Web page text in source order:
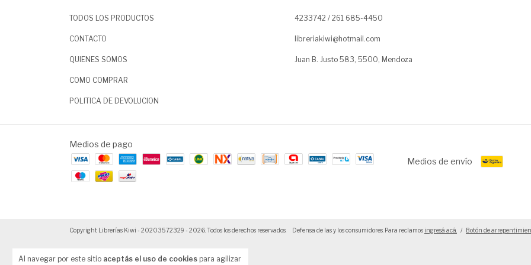
Al navegar por este sitio aceptás el uso de cookies para agilizar
TODOS LOS PRODUCTOS
CONTACTO
QUIENES SOMOS
COMO COMPRAR
POLITICA DE DEVOLUCION
4233742 / 261 685-4450
libreriakiwi@hotmail.com
Juan B. Justo 583, 5500, Mendoza
Medios de pago
Medios de envío
Copyright Librerías Kiwi - 20203572329 - 2026. Todos los derechos reservados. Defensa de las y los consumidores. Para reclamos ingresá acá. / Botón de